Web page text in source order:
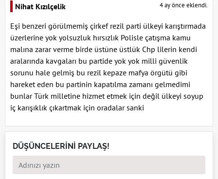
Nihat Kızılçelik 4 ay önce eklendi.
Eşi benzeri görülmemiş çirkef rezil parti ülkeyi karıştırmada
üzerlerine yok yolsuzluk hırsızlık Polisle çatışma kamu
malına zarar verme birde üstüne üstlük Chp lilerin kendi
aralarında kavgaları bu partide yok yok milli güvenlik
sorunu hale gelmiş bu rezil kepaze mafya örgütü gibi
hareket eden bu partinin kapatılma zamanı gelmedimi
bunlar Türk milletine hizmet etmek için değil ülkeyi soyup
iç karışıklık çıkartmak için oradalar sanki
DÜŞÜNCELERİNİ PAYLAŞ!